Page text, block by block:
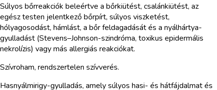
Súlyos bőrreakciók beleértve a bőrkiütést, csalánkiütést, az
egész testen jelentkező bőrpírt, súlyos viszketést,
hólyagosodást, hámlást, a bőr feldagadását és a nyálhártya-
gyulladást (Stevens–Johnson-szindróma, toxikus epidermális
nekrolízis) vagy más allergiás reakciókat.
Szívroham, rendszertelen szívverés.
Hasnyálmirigy-gyulladás, amely súlyos hasi- és hátfájdalmat és